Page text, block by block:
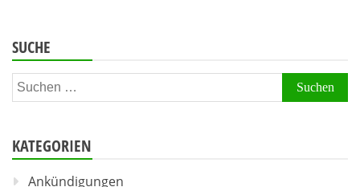
SUCHE
Suchen
nach:
KATEGORIEN
Ankündigungen